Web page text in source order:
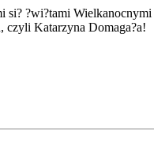
?wi?tami
czyli Katarzyna Domaga?a!